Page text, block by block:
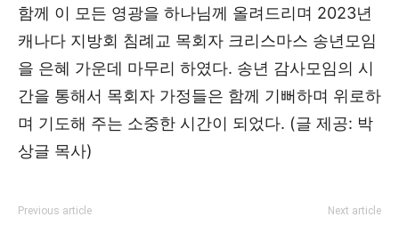
함께 이 모든 영광을 하나님께 올려드리며 2023년
캐나다 지방회 침례교 목회자 크리스마스 송년모임
을 은혜 가운데 마무리 하였다. 송년 감사모임의 시
간을 통해서 목회자 가정들은 함께 기뻐하며 위로하
며 기도해 주는 소중한 시간이 되었다. (글 제공: 박
상글 목사)
Previous article Next article